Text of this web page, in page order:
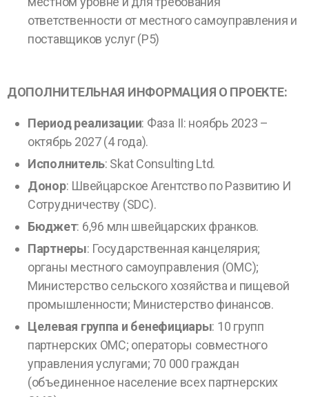
ответственности от местного самоуправления и
поставщиков услуг (Р5)
ДОПОЛНИТЕЛЬНАЯ ИНФОРМАЦИЯ О ПРОЕКТЕ:
Период реализации: Фаза II: ноябрь 2023 –
октябрь 2027 (4 года).
Исполнитель: Skat Consulting Ltd.
Донор: Швейцарское Агентство по Развитию И
Сотрудничеству (SDC).
Бюджет: 6,96 млн швейцарских франков.
Партнеры: Государственная канцелярия;
органы местного самоуправления (ОМС);
Министерство сельского хозяйства и пищевой
промышленности; Министерство финансов.
Целевая группа и бенефициары: 10 групп
партнерских ОМС; операторы совместного
управления услугами; 70 000 граждан
(объединенное население всех партнерских